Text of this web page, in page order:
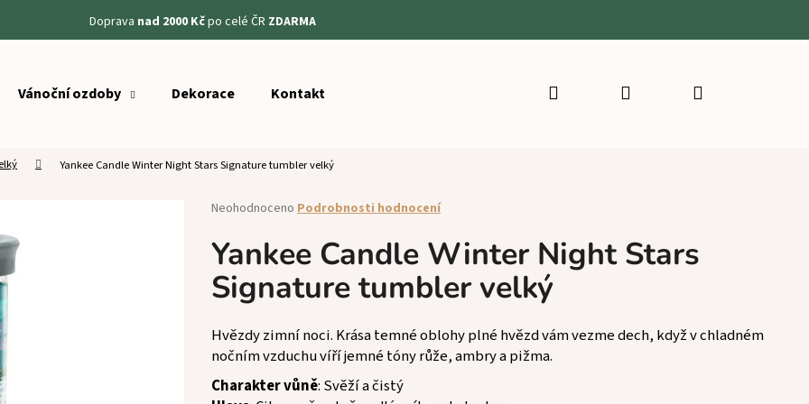
Doprava nad 2000 Kčpo celé ČR ZDARMA
Vánoční ozdoby Dekorace Kontakt Hledat PřihlášeníNákupní
Yankee Candle Winter Night Stars Signature tumbler velký
Průměrné
produktu
je
0,0
z
hvězdiček.
Neohodnoceno Podrobnosti hodnocení
Yankee Candle Winter Night Stars
Signature tumbler velký
Hvězdy zimní noci. Krása temné oblohy plné hvězd vám vezme dech, když v chladném
nočním vzduchu víří jemné tóny růže, ambry a pižma.
Charakter vůně: Svěží a čistý
Co potřebujete najít?
HLEDAT